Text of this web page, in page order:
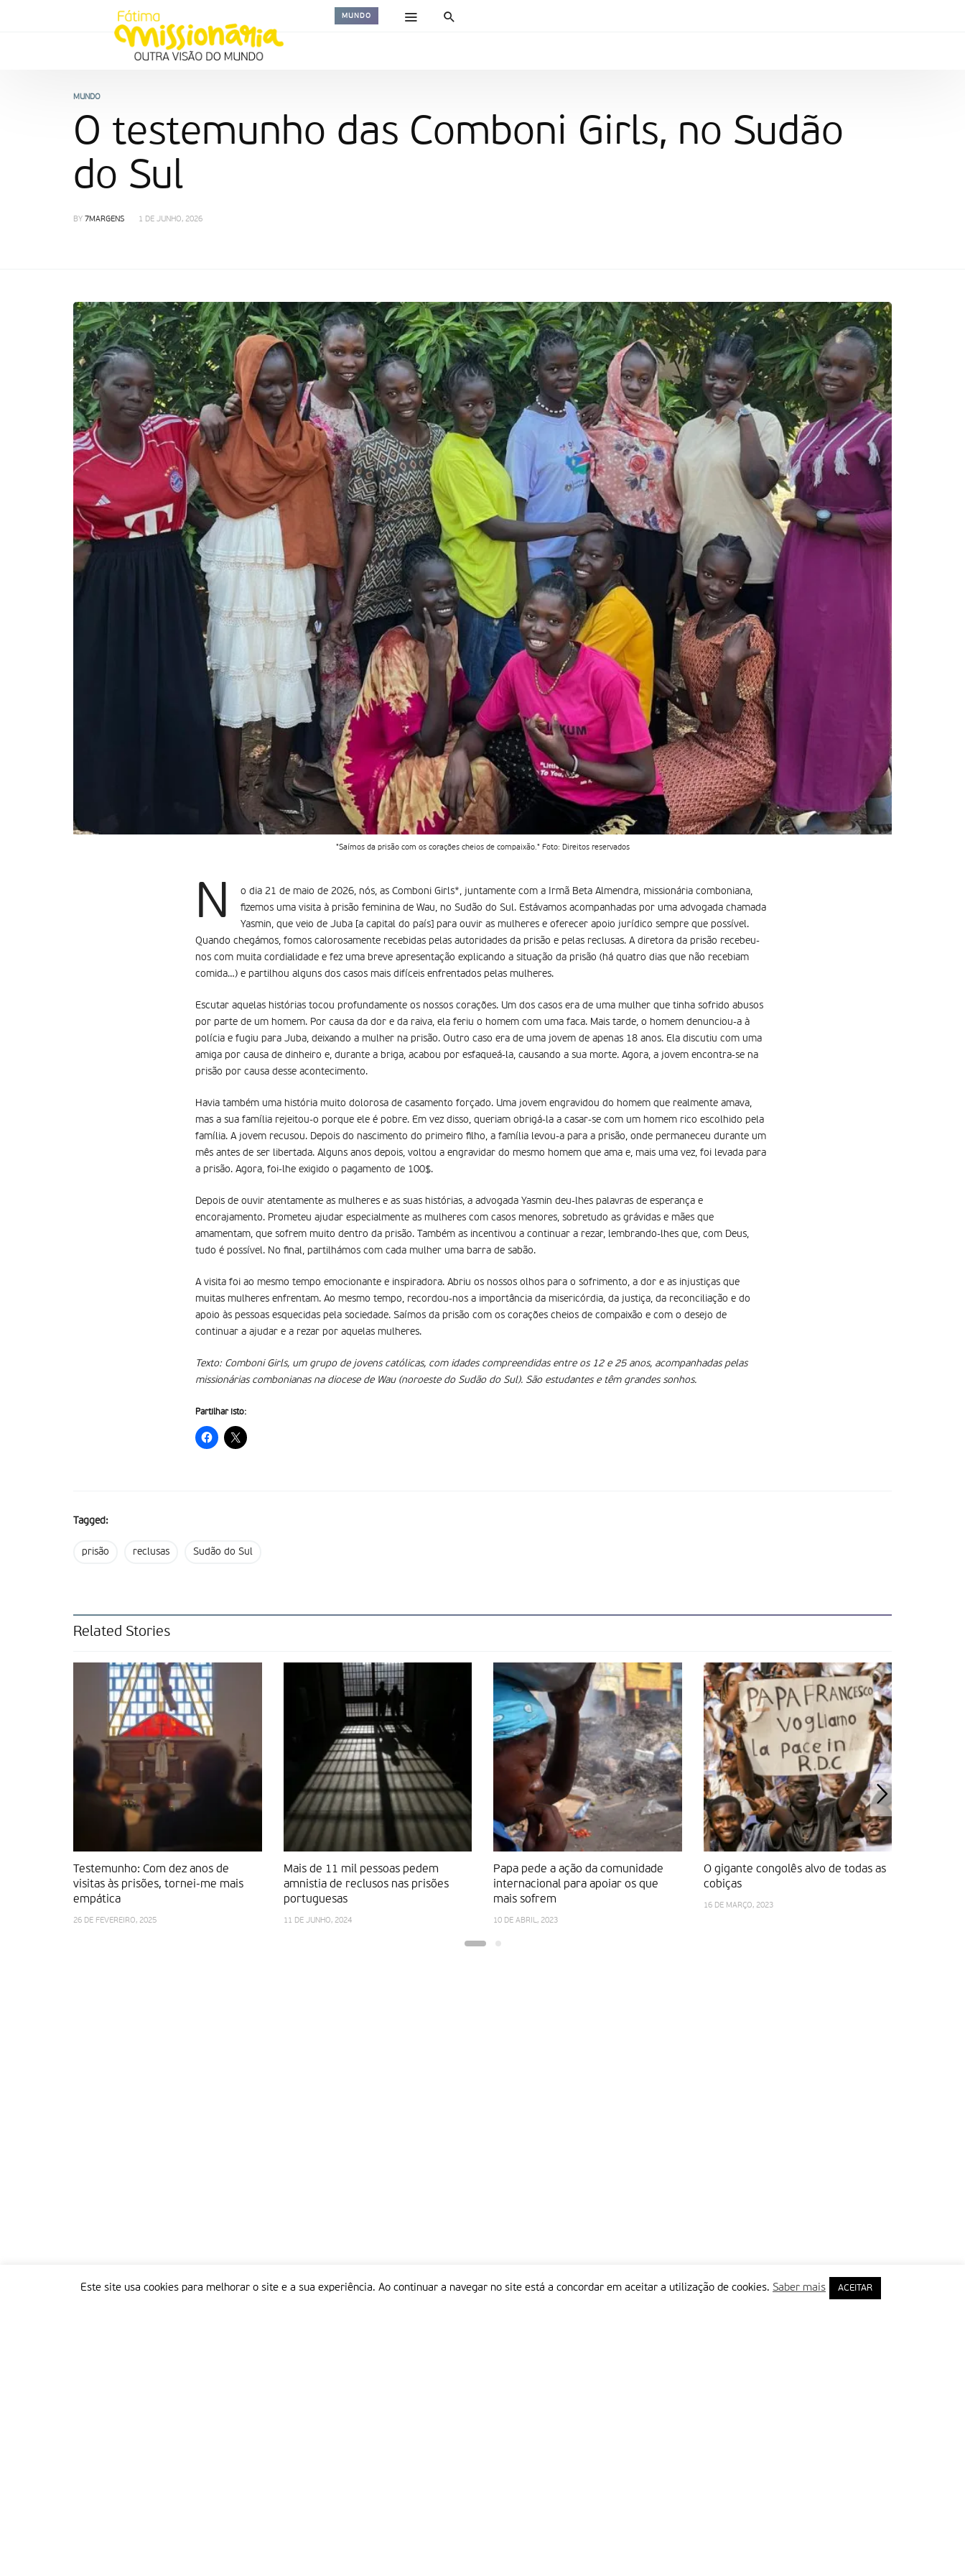
MUNDO
MUNDO
O testemunho das Comboni Girls, no Sudão
do Sul
BY 7MARGENS 1 DE JUNHO, 2026
"Saímos da prisão com os corações cheios de compaixão." Foto: Direitos reservados
N
o dia 21 de maio de 2026, nós, as Comboni Girls*, juntamente com a Irmã Beta Almendra, missionária comboniana,
fizemos uma visita à prisão feminina de Wau, no Sudão do Sul. Estávamos acompanhadas por uma advogada chamada
Yasmin, que veio de Juba [a capital do país] para ouvir as mulheres e oferecer apoio jurídico sempre que possível.
Quando chegámos, fomos calorosamente recebidas pelas autoridades da prisão e pelas reclusas. A diretora da prisão recebeu-
nos com muita cordialidade e fez uma breve apresentação explicando a situação da prisão (há quatro dias que não recebiam
comida…) e partilhou alguns dos casos mais difíceis enfrentados pelas mulheres.
Escutar aquelas histórias tocou profundamente os nossos corações. Um dos casos era de uma mulher que tinha sofrido abusos
por parte de um homem. Por causa da dor e da raiva, ela feriu o homem com uma faca. Mais tarde, o homem denunciou-a à
polícia e fugiu para Juba, deixando a mulher na prisão. Outro caso era de uma jovem de apenas 18 anos. Ela discutiu com uma
amiga por causa de dinheiro e, durante a briga, acabou por esfaqueá-la, causando a sua morte. Agora, a jovem encontra-se na
prisão por causa desse acontecimento.
Havia também uma história muito dolorosa de casamento forçado. Uma jovem engravidou do homem que realmente amava,
mas a sua família rejeitou-o porque ele é pobre. Em vez disso, queriam obrigá-la a casar-se com um homem rico escolhido pela
família. A jovem recusou. Depois do nascimento do primeiro filho, a família levou-a para a prisão, onde permaneceu durante um
mês antes de ser libertada. Alguns anos depois, voltou a engravidar do mesmo homem que ama e, mais uma vez, foi levada para
a prisão. Agora, foi-lhe exigido o pagamento de 100$.
Depois de ouvir atentamente as mulheres e as suas histórias, a advogada Yasmin deu-lhes palavras de esperança e
encorajamento. Prometeu ajudar especialmente as mulheres com casos menores, sobretudo as grávidas e mães que
amamentam, que sofrem muito dentro da prisão. Também as incentivou a continuar a rezar, lembrando-lhes que, com Deus,
tudo é possível. No final, partilhámos com cada mulher uma barra de sabão.
A visita foi ao mesmo tempo emocionante e inspiradora. Abriu os nossos olhos para o sofrimento, a dor e as injustiças que
muitas mulheres enfrentam. Ao mesmo tempo, recordou-nos a importância da misericórdia, da justiça, da reconciliação e do
apoio às pessoas esquecidas pela sociedade. Saímos da prisão com os corações cheios de compaixão e com o desejo de
continuar a ajudar e a rezar por aquelas mulheres.
Texto: Comboni Girls, um grupo de jovens católicas, com idades compreendidas entre os 12 e 25 anos, acompanhadas pelas
missionárias combonianas na diocese de Wau (noroeste do Sudão do Sul). São estudantes e têm grandes sonhos.
Partilhar isto:
Tagged:
prisão reclusas Sudão do Sul
Related Stories
Testemunho: Com dez anos de
visitas às prisões, tornei-me mais
empática
26 DE FEVEREIRO, 2025
Mais de 11 mil pessoas pedem
amnistia de reclusos nas prisões
portuguesas
11 DE JUNHO, 2024
Papa pede a ação da comunidade
internacional para apoiar os que
mais sofrem
10 DE ABRIL, 2023
O gigante congolês alvo de todas as
cobiças
16 DE MARÇO, 2023
Este site usa cookies para melhorar o site e a sua experiência. Ao continuar a navegar no site está a concordar em aceitar a utilização de cookies. Saber mais ACEITAR